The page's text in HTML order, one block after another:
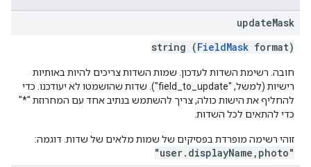
updateMask
string (FieldMask format)
חובה. רשימת השדות לעדכון. שמות השדות צריכים להיות באותיות
רישיות (למשל, "field_to_update"). שדות שהושמטו לא יעודכנו. כדי
להחליף את הישות כולה, צריך להשתמש בנתיב אחד עם המחרוזת "*"
כדי להתאים לכל השדות.
זוהי רשימה מופרדת בפסיקים של שמות מלאים של שדות. דוגמה:
"user.displayName,photo"